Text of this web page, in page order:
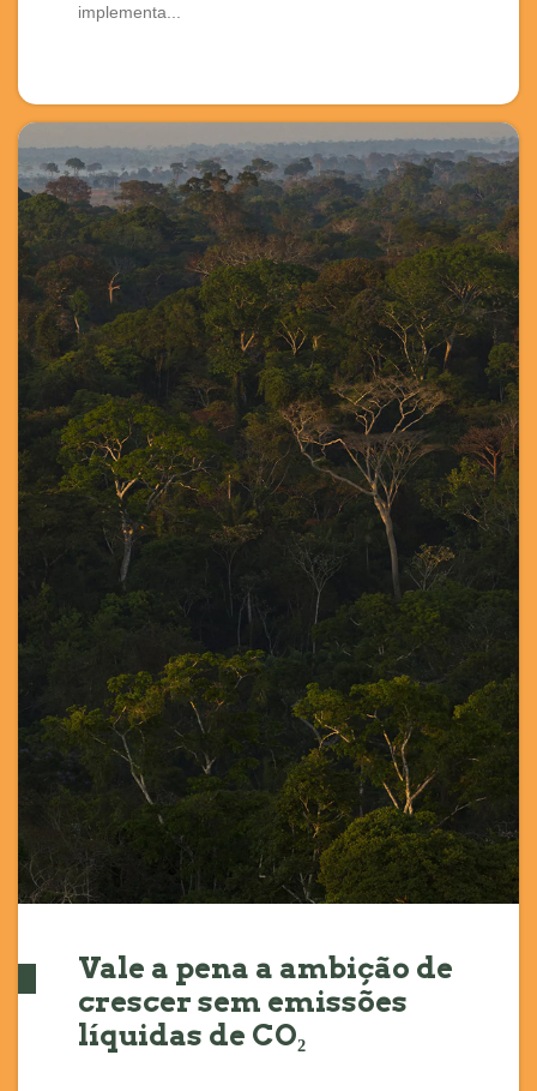
implementa...
Vale a pena a ambição de
crescer sem emissões
líquidas de CO₂